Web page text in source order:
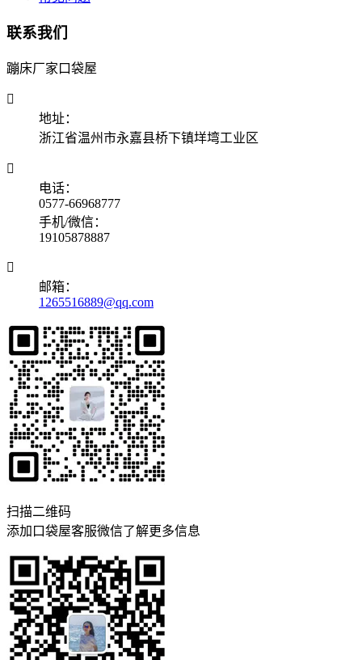
联系我们
蹦床厂家口袋屋

地址：
浙江省温州市永嘉县桥下镇垟塆工业区

电话：
0577-66968777
手机/微信：
19105878887

邮箱：
1265516889@qq.com
扫描二维码
添加口袋屋客服微信了解更多信息